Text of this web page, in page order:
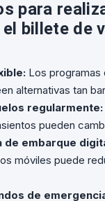
para
billete de
Los programas
alternativas tan
regularmente:
pueden
de embarque
móviles puede
de